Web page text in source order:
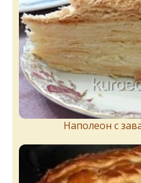
Наполеон с